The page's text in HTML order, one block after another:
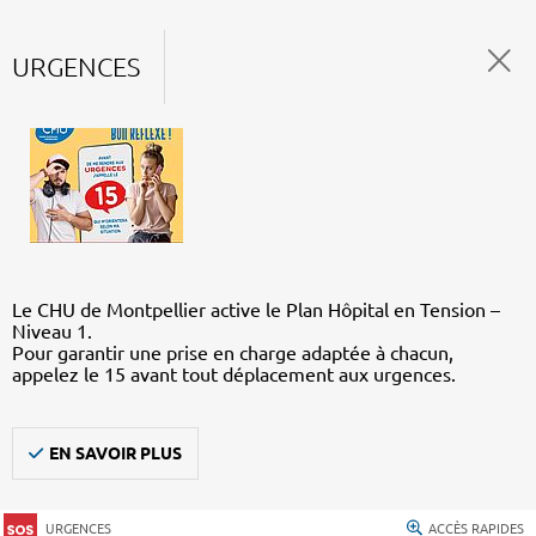
URGENCES
Le CHU de Montpellier active le Plan Hôpital en Tension –
Niveau 1.
Pour garantir une prise en charge adaptée à chacun,
appelez le 15 avant tout déplacement aux urgences.
EN SAVOIR PLUS
URGENCES ACCÈS RAPIDES